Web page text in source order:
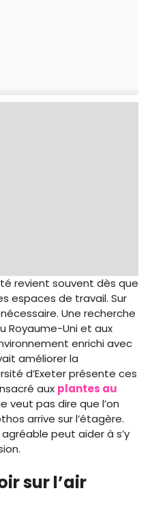
revient souvent dès que
espaces de travail. Sur
Une recherche
Royaume-Uni et aux
enrichi avec
améliorer la
d’Exeter présente ces
aux plantes au
veut pas dire que l’on
arrive sur l’étagère.
peut aider à s’y
sur l’air